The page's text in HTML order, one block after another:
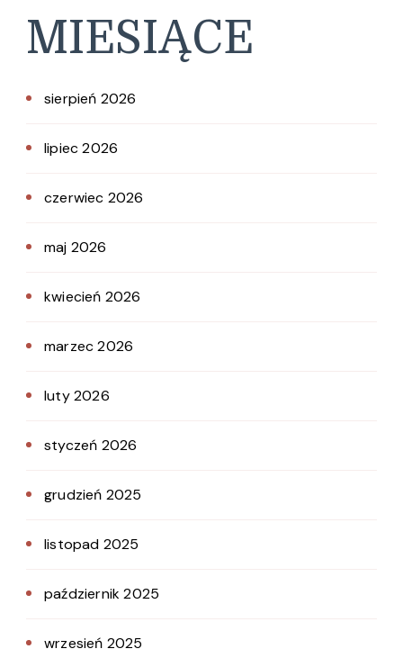
MIESIĄCE
sierpień 2026
lipiec 2026
czerwiec 2026
maj 2026
kwiecień 2026
marzec 2026
luty 2026
styczeń 2026
grudzień 2025
listopad 2025
październik 2025
wrzesień 2025